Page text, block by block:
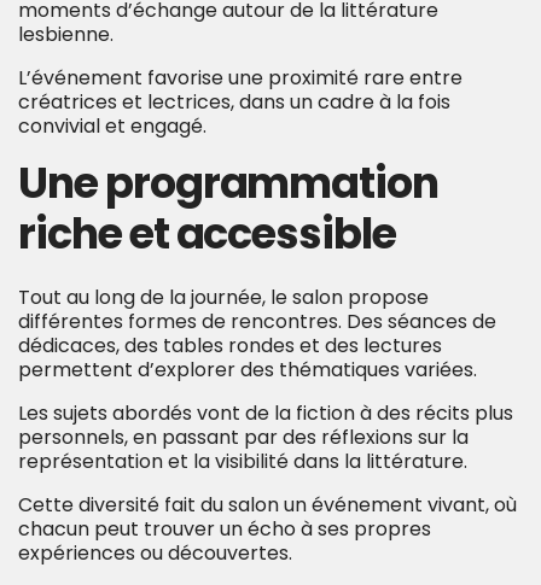
moments d’échange autour de la littérature
lesbienne.
L’événement favorise une proximité rare entre
créatrices et lectrices, dans un cadre à la fois
convivial et engagé.
Une programmation
riche et accessible
Tout au long de la journée, le salon propose
différentes formes de rencontres. Des séances de
dédicaces, des tables rondes et des lectures
permettent d’explorer des thématiques variées.
Les sujets abordés vont de la fiction à des récits plus
personnels, en passant par des réflexions sur la
représentation et la visibilité dans la littérature.
Cette diversité fait du salon un événement vivant, où
chacun peut trouver un écho à ses propres
expériences ou découvertes.